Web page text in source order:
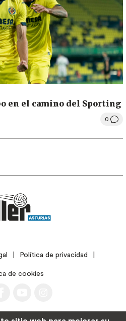
en el camino del Sporting
0
Política de privacidad
de cookies